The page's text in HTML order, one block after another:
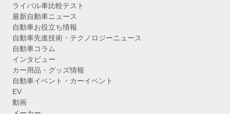
ライバル車比較テスト
最新自動車ニュース
自動車お役立ち情報
自動車先進技術・テクノロジーニュース
自動車コラム
インタビュー
カー用品・グッズ情報
自動車イベント・カーイベント
EV
動画